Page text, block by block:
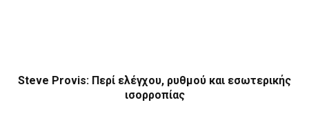
Steve Provis: Περί ελέγχου, ρυθμού και εσωτερικής
ισορροπίας